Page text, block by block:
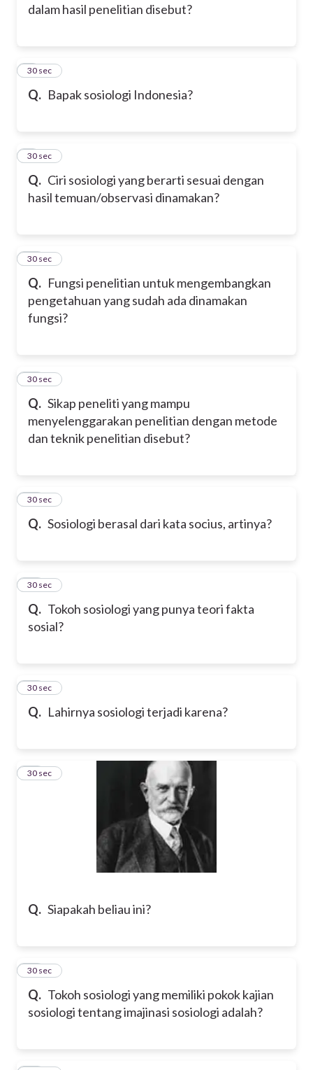
dalam hasil penelitian disebut?
Q. Bapak sosiologi Indonesia?
8
30 sec
Q. Ciri sosiologi yang berarti sesuai dengan
hasil temuan/observasi dinamakan?
9
30 sec
Q. Fungsi penelitian untuk mengembangkan
pengetahuan yang sudah ada dinamakan
fungsi?
10
30 sec
Q. Sikap peneliti yang mampu
menyelenggarakan penelitian dengan metode
dan teknik penelitian disebut?
11
30 sec
Q. Sosiologi berasal dari kata socius, artinya?
12
30 sec
Q. Tokoh sosiologi yang punya teori fakta
sosial?
13
30 sec
Q. Lahirnya sosiologi terjadi karena?
14
30 sec
Q. Siapakah beliau ini?
15
30 sec
Q. Tokoh sosiologi yang memiliki pokok kajian
sosiologi tentang imajinasi sosiologi adalah?
16
30 sec